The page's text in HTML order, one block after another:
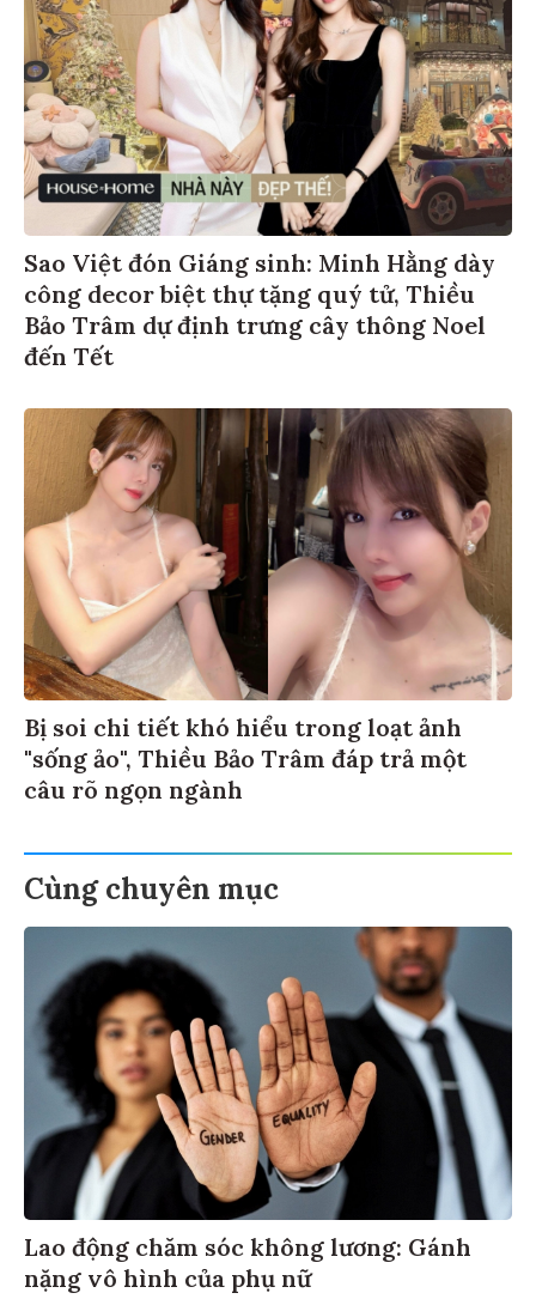
Sao Việt đón Giáng sinh: Minh Hằng dày
công decor biệt thự tặng quý tử, Thiều
Bảo Trâm dự định trưng cây thông Noel
đến Tết
Bị soi chi tiết khó hiểu trong loạt ảnh
"sống ảo", Thiều Bảo Trâm đáp trả một
câu rõ ngọn ngành
Cùng chuyên mục
Lao động chăm sóc không lương: Gánh
nặng vô hình của phụ nữ